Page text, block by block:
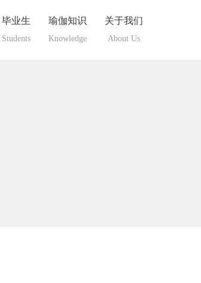
毕业生
Students
瑜伽知识
Knowledge
关于我们
About Us